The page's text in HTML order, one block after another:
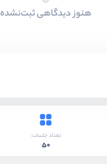
هنوز دیدگاهی ثبت‌نشده
تعداد جلسات:
50